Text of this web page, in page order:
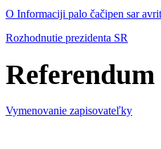
O Informaciji palo čačipen sar
Rozhodnutie prezidenta SR
Referendum
Vymenovanie zapisovateľky